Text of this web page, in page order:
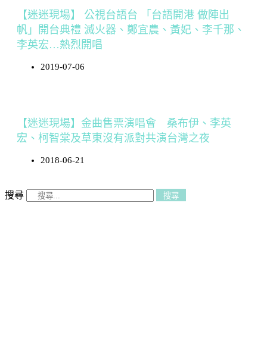
【迷迷現場】 公視台語台 「台語開港 做陣出
帆」開台典禮 滅火器、鄭宜農、黃妃、李千那、
李英宏…熱烈開唱
2019-07-06
【迷迷現場】金曲售票演唱會 桑布伊、李英
宏、柯智棠及草東沒有派對共演台灣之夜
2018-06-21
搜尋 搜尋